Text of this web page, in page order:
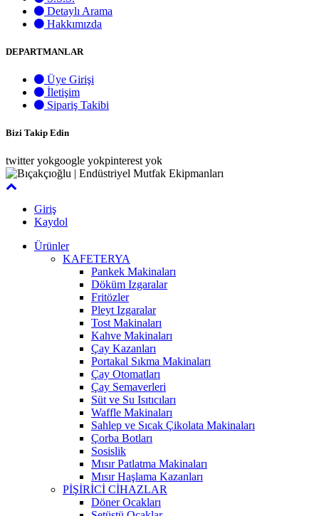
Detaylı Arama
Hakkımızda
DEPARTMANLAR
Üye Girişi
İletişim
Sipariş Takibi
Bizi Takip Edin
twitter yokgoogle yokpinterest yok
Giriş
Kaydol
Ürünler
KAFETERYA
Pankek Makinaları
Döküm Izgaralar
Fritözler
Pleyt Izgaralar
Tost Makinaları
Kahve Makinaları
Çay Kazanları
Portakal Sıkma Makinaları
Çay Otomatları
Çay Semaverleri
Süt ve Su Isıtıcıları
Waffle Makinaları
Sahlep ve Sıcak Çikolata Makinaları
Çorba Botları
Sosislik
Mısır Patlatma Makinaları
Mısır Haşlama Kazanları
PİŞİRİCİ CİHAZLAR
Döner Ocakları